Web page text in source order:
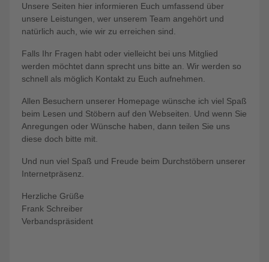
Unsere Seiten hier informieren Euch umfassend über
unsere Leistungen, wer unserem Team angehört und
natürlich auch, wie wir zu erreichen sind.
Falls Ihr Fragen habt oder vielleicht bei uns Mitglied
werden möchtet dann sprecht uns bitte an. Wir werden so
schnell als möglich Kontakt zu Euch aufnehmen.
Allen Besuchern unserer Homepage wünsche ich viel Spaß
beim Lesen und Stöbern auf den Webseiten. Und wenn Sie
Anregungen oder Wünsche haben, dann teilen Sie uns
diese doch bitte mit.
Und nun viel Spaß und Freude beim Durchstöbern unserer
Internetpräsenz.
Herzliche Grüße
Frank Schreiber
Verbandspräsident